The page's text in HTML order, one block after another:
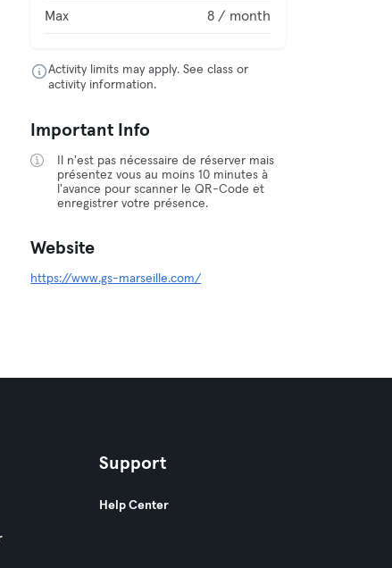
Max 8 / month
Activity limits may apply. See class or
activity information.
Important Info
Il n'est pas nécessaire de réserver mais
présentez vous au moins 10 minutes à
l'avance pour scanner le QR-Code et
enregistrer votre présence.
Website
https://www.gs-marseille.com/
Support
Help Center